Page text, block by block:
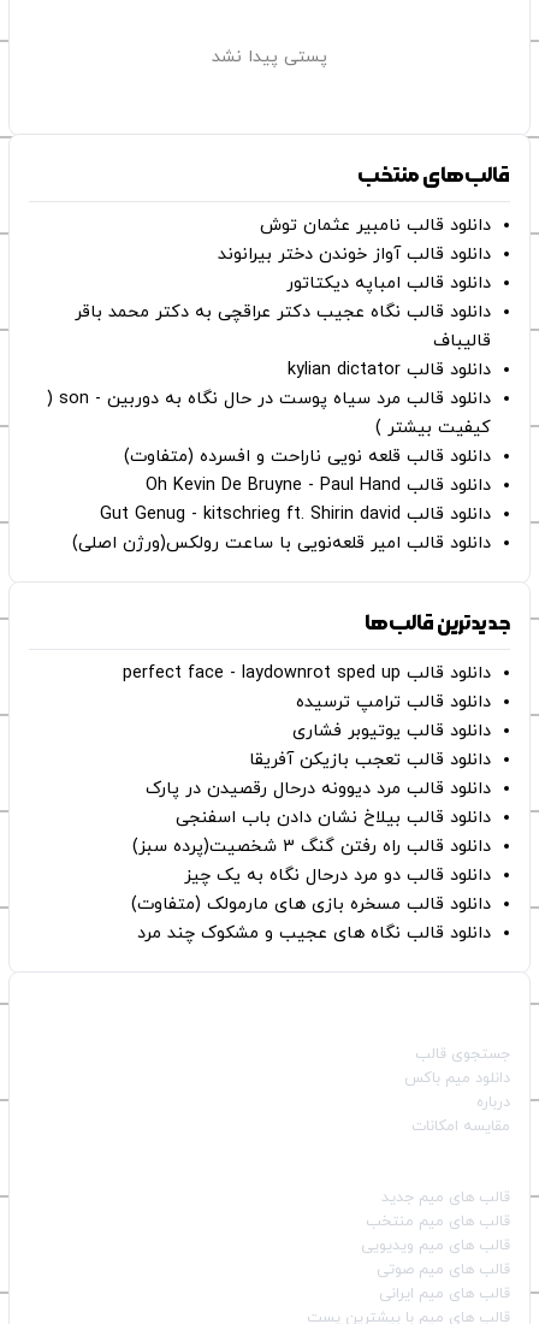
پستی پیدا نشد
قالب‌های منتخب
دانلود قالب نامبیر عثمان ‌توش
دانلود قالب آواز خوندن دختر بیرانوند
دانلود قالب امباپه دیکتاتور
دانلود قالب نگاه عجیب دکتر عراقچی به دکتر محمد باقر
قالیباف
دانلود قالب kylian dictator
دانلود قالب مرد سیاه پوست در حال نگاه به دوربین - son (
کیفیت بیشتر )
دانلود قالب قلعه نویی ناراحت و افسرده (متفاوت)
دانلود قالب Oh Kevin De Bruyne - Paul Hand
دانلود قالب Gut Genug - kitschrieg ft. Shirin david
دانلود قالب امیر قلعه‌نویی با ساعت رولکس(ورژن اصلی)
جدیدترین قالب‌ها
دانلود قالب perfect face - laydownrot sped up
دانلود قالب ترامپ ترسیده
دانلود قالب یوتیوبر فشاری
دانلود قالب تعجب بازیکن آفریقا
دانلود قالب مرد دیوونه درحال رقصیدن در پارک
دانلود قالب بیلاخ نشان دادن باب اسفنجی
دانلود قالب راه رفتن گنگ ۳ شخصیت(پرده سبز)
دانلود قالب دو مرد درحال نگاه به یک چیز
دانلود قالب مسخره بازی های مارمولک (متفاوت)
دانلود قالب نگاه های عجیب و مشکوک چند مرد
جستجوی قالب
دانلود میم باکس
درباره
مقایسه امکانات
قالب‌ های میم جدید
قالب‌ های میم منتخب
قالب‌ های میم ویدیویی
قالب‌ های میم صوتی
قالب‌ های میم ایرانی
قالب‌ های میم با بیشترین پست